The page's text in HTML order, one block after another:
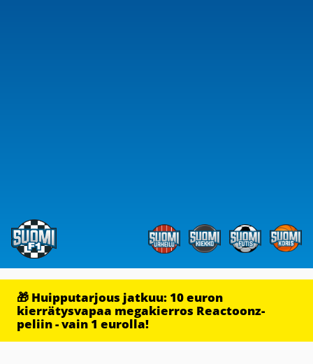
🎁 Huipputarjous jatkuu: 10 euron
kierrätysvapaa megakierros Reactoonz-
peliin - vain 1 eurolla!